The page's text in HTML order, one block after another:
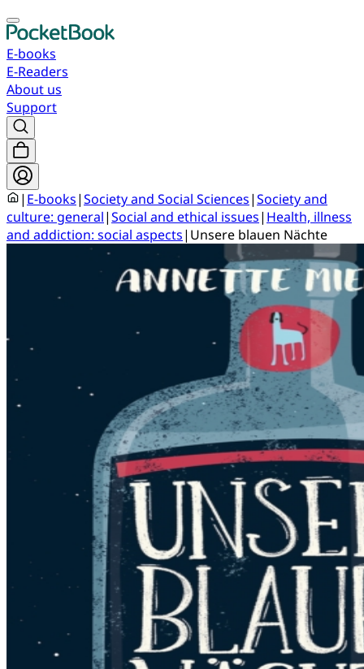
E-books
E-Readers
About us
Support
| E-books|Society and Social Sciences|Society and
culture: general|Social and ethical issues| Health, illness
and addiction: social aspects| Unsere blauen Nächte